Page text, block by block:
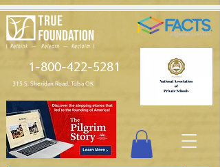
1-800-422-5281
315 S. Sheridan Road, Tulsa OK